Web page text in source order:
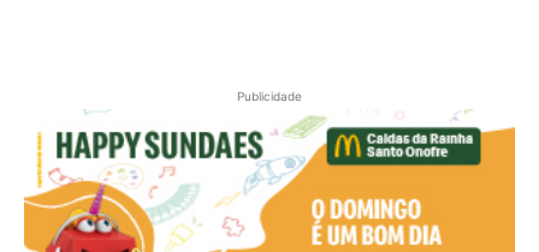
Publicidade